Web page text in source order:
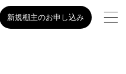
新規棚主のお申し込み